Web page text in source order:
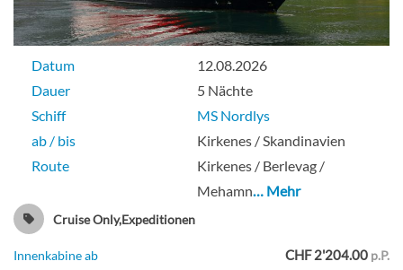
Datum
12.08.2026
Dauer
5 Nächte
Schiff
MS Nordlys
ab / bis
Kirkenes / Skandinavien
Route
Kirkenes / Berlevag /
Mehamn… Mehr
Cruise Only,Expeditionen
Innenkabine ab CHF 2'204.00 p.P.